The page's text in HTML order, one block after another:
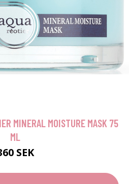
MINERAL MOISTURE MASK 75
ML
SEK